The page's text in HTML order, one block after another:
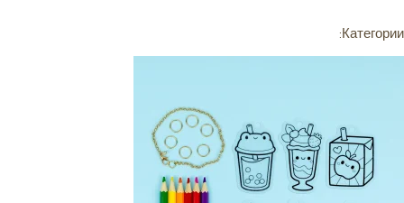
Категории: